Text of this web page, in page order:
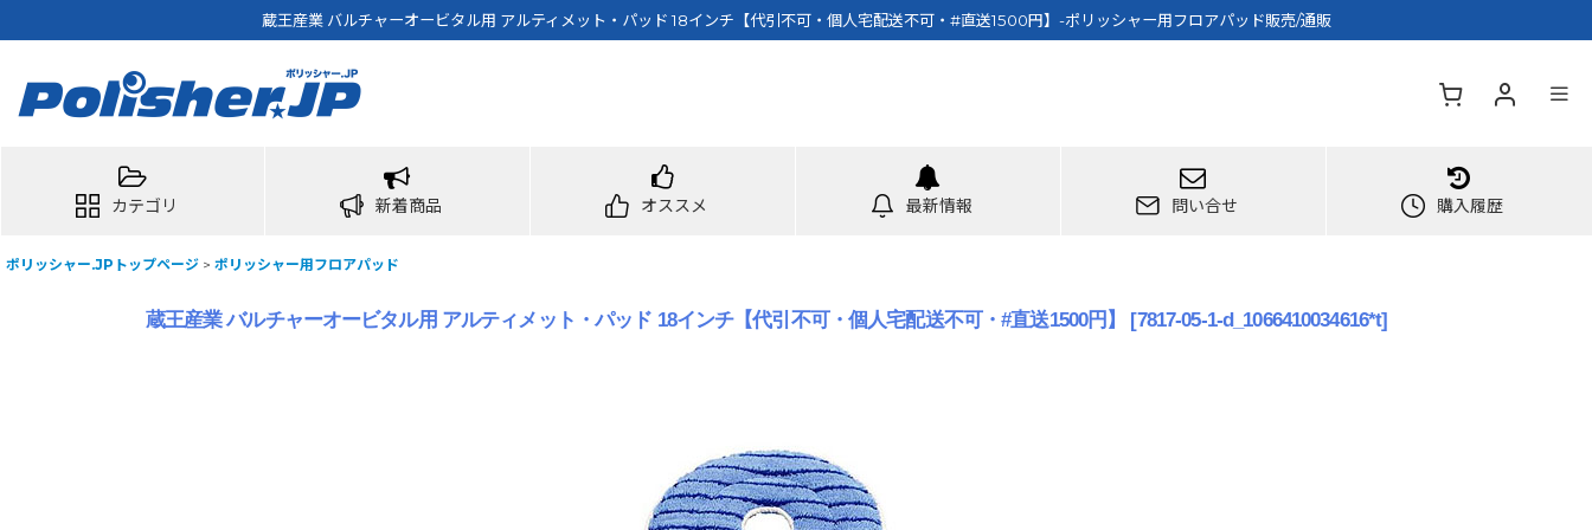
蔵王産業 バルチャーオービタル用 アルティメット・パッド 18インチ【代引不可・個人宅配送不可・#直送1500円】-ポリッシャー用フロアパッド販売/通販
カテゴリ 新着商品 オススメ 最新情報 問い合せ 購入履歴
ポリッシャー.JPトップページ > ポリッシャー用フロアパッド
蔵王産業 バルチャーオービタル用 アルティメット・パッド 18インチ【代引不可・個人宅配送不可・#直送1500円】 [7817-05-1-d_1066410034616*t]